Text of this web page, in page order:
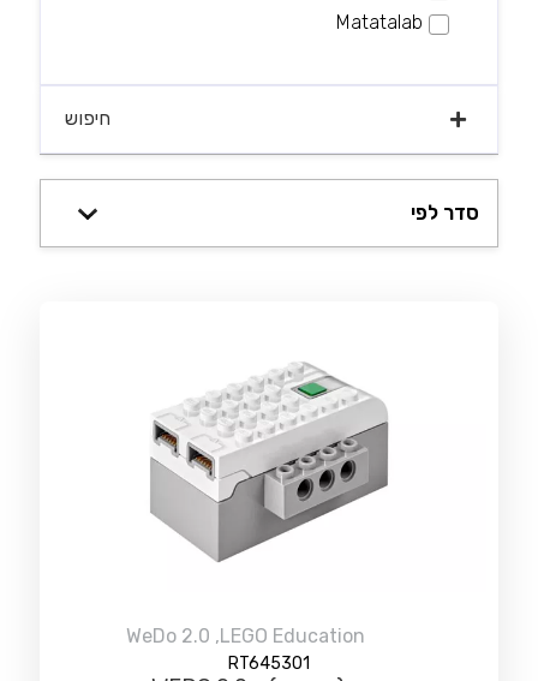
Matatalab
חיפוש
LEGO Education
,
WeDo 2.0
RT645301